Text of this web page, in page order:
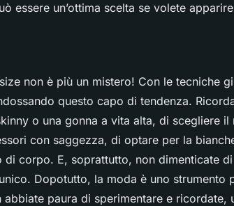
essere un’ottima scelta se volete
non è più un mistero! Con le tecniche
questo capo di tendenza.
o una gonna a vita alta, di scegliere il
con saggezza, di optare per la
corpo. E, soprattutto, non dimenticate
Dopotutto, la moda è uno strumento
paura di sperimentare e ricordate,